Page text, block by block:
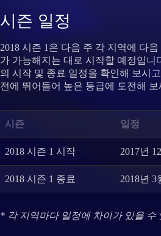
시즌 일정
2018 시즌 1은 다음 주 각 지역에 다
가 가능해지는 대로 시작할 예정입니
의 시작 및 종료 일정을 확인해 보시
전에 뛰어들어 높은 등급에 도전해 보
시즌 일정
2018 시즌 1 시작 2017년
2018 시즌 1 종료 2018년 3
* 각 지역마다 일정에 차이가 있을 수